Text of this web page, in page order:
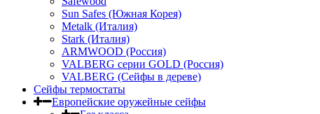
Sun Safes (Южная Корея)
Metalk (Италия)
Stark (Италия)
ARMWOOD (Россия)
VALBERG серии GOLD (Россия)
VALBERG (Сейфы в дереве)
Сейфы термостаты
Европейские оружейные сейфы